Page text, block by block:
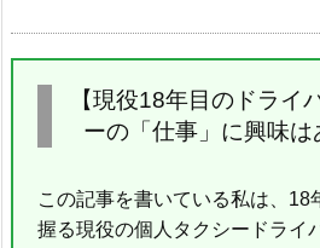
【現役18年目のドライ
ーの「仕事」に興味は
この記事を書いている私は、18
握る現役の個人タクシードライ